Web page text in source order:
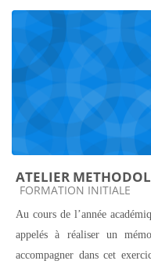
ATELIER
Catégorie de cours
FORMATION INITIALE
Au cours de l’année
appelés à réaliser un
accompagner dans cet